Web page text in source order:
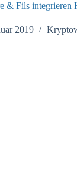
& Fils integrieren
2019